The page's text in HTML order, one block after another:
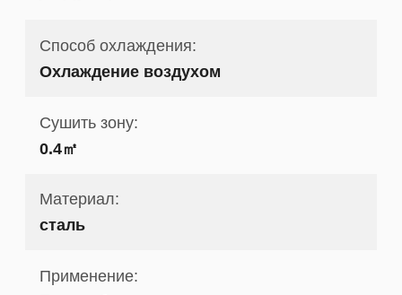
Способ охлаждения:
Охлаждение воздухом
Сушить зону:
0.4㎡
Материал:
сталь
Применение: